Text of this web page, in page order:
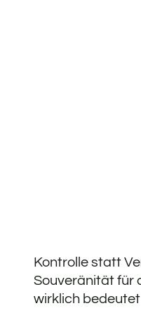
Kontrolle statt
Souveränität für
wirklich bedeutet